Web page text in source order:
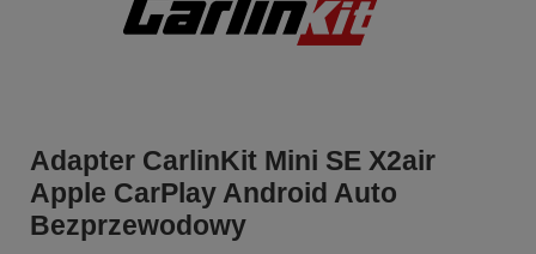
Adapter CarlinKit Mini SE X2air
Apple CarPlay Android Auto
Bezprzewodowy